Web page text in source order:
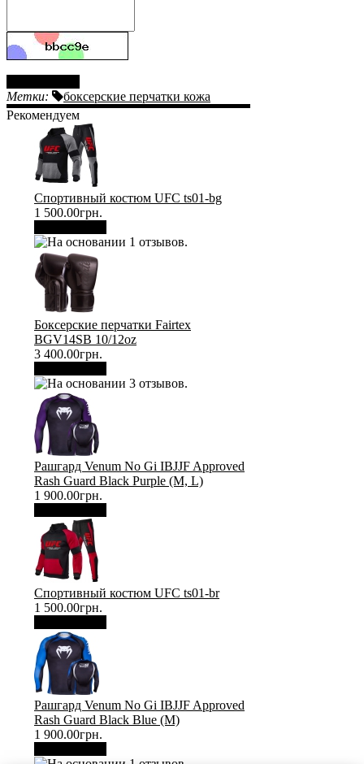
Метки:
боксерские перчатки кожа
Рекомендуем
Спортивный костюм UFC ts01-bg
1 500.00грн.
Боксерские перчатки Fairtex
BGV14SB 10/12oz
3 400.00грн.
Рашгард Venum No Gi IBJJF Approved
Rash Guard Black Purple (М, L)
1 900.00грн.
Спортивный костюм UFC ts01-br
1 500.00грн.
Рашгард Venum No Gi IBJJF Approved
Rash Guard Black Blue (М)
1 900.00грн.